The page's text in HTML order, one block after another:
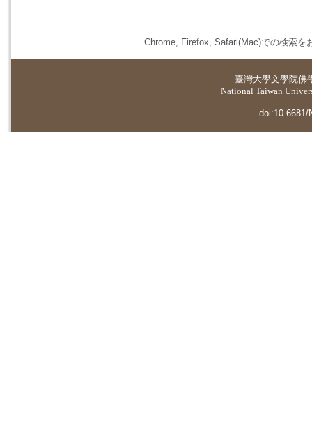
Chrome, Firefox, Safari(Mac)での検索を
臺灣大學文學院佛
National Taiwan
doi:10.6681/